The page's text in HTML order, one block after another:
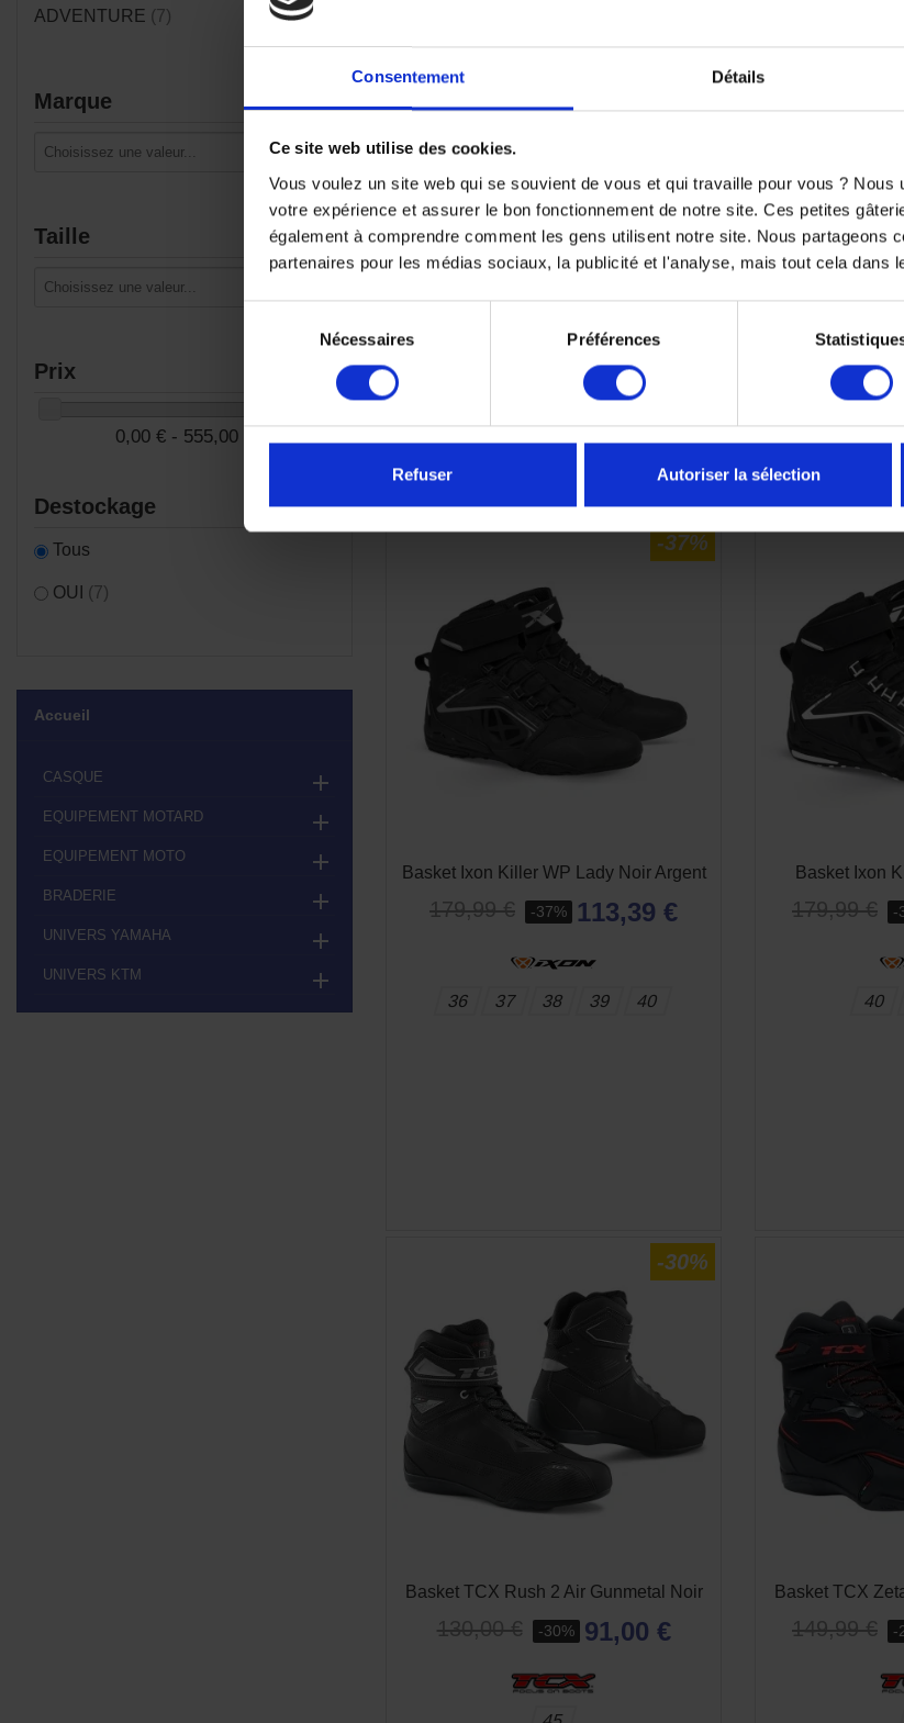
Consentement Détails
Ce site web utilise des cookies.
Vous voulez un site web qui se souvient de vous et qui travaille pour vous ?
votre expérience et assurer le bon fonctionnement de notre site. Ces petites
également à comprendre comment les gens utilisent notre site. Nous partageons
partenaires pour les médias sociaux, la publicité et l'analyse, mais tout cela dans
consentement
Nécessaires Préférences
Refuser Autoriser la sélection
ADVENTURE (7)
Marque
Taille
Prix
0,00 € - 555,00 €
Destockage
Tous
OUI (7)
Accueil
CASQUE 
EQUIPEMENT MOTARD 
EQUIPEMENT MOTO 
BRADERIE 
UNIVERS YAMAHA 
UNIVERS KTM 
Basket Ixon Bull WP Lady Noir Blanc Or
179,99 € -30% 125,99 €
40
189,99 €
-37%
Basket Ixon Killer WP Lady Noir Argent
179,99 € -37% 113,39 €
36 37 38 39 40
Basket Ixon
179,99 € -
40
-30%
Basket TCX Rush 2 Air Gunmetal Noir
130,00 € -30% 91,00 €
Basket TCX
149,99 € -